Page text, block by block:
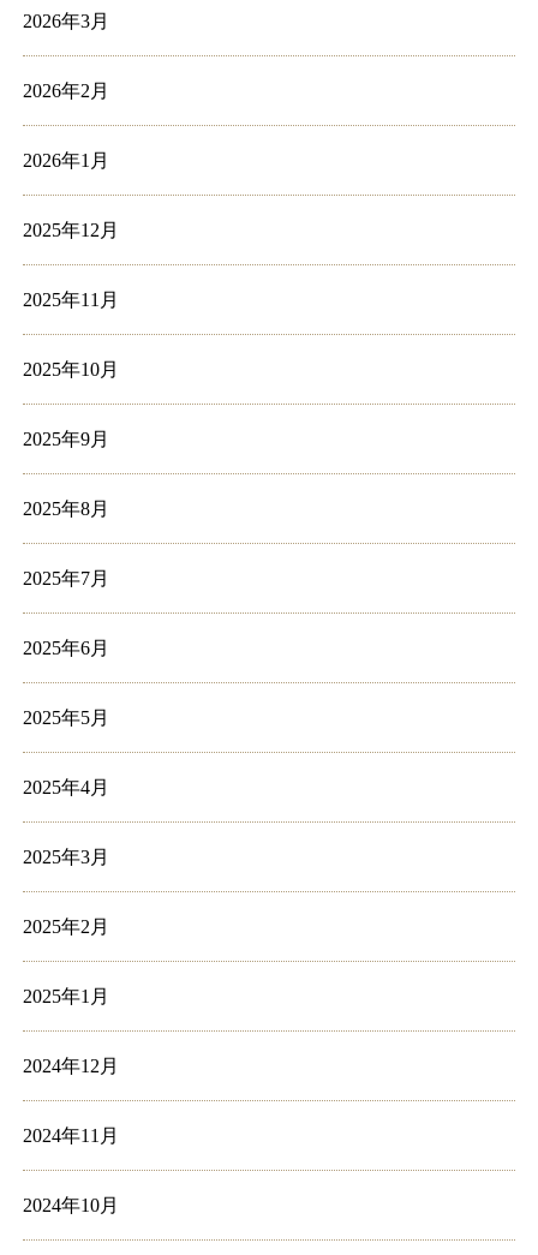
2026年3月
2026年2月
2026年1月
2025年12月
2025年11月
2025年10月
2025年9月
2025年8月
2025年7月
2025年6月
2025年5月
2025年4月
2025年3月
2025年2月
2025年1月
2024年12月
2024年11月
2024年10月